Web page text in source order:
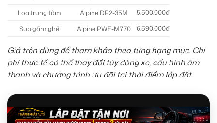
Loa trung tâm
Alpine DP2-35M
5.500.000đ
Sub gầm ghế
Alpine PWE-M770 6.590.000đ
Giá trên dùng để tham khảo theo từng hạng mục. Chi
phí thực tế có thể thay đổi tùy dòng xe, cấu hình âm
thanh và chương trình ưu đãi tại thời điểm lắp đặt.